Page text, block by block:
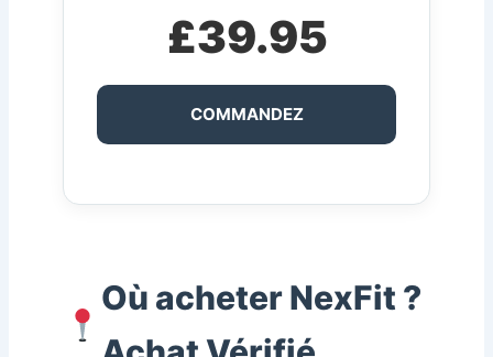
£39.95
COMMANDEZ
Où acheter NexFit ?